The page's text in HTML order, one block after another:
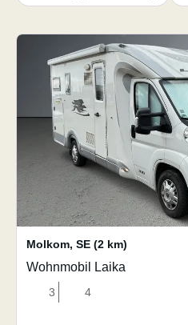
Molkom, SE (2 km)
Wohnmobil Laika
3 4